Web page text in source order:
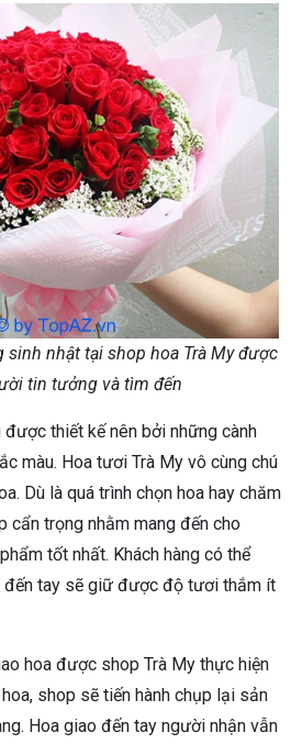
sinh nhật tại shop hoa Trà My được
tin tưởng và tìm đến
thiết kế nên bởi những cành
màu. Hoa tươi Trà My vô cùng chú
Dù là quá trình chọn hoa hay chăm
cẩn trọng nhằm mang đến cho
tốt nhất. Khách hàng có thể
đến tay sẽ giữ được độ tươi thắm ít
hoa được shop Trà My thực hiện
shop sẽ tiến hành chụp lại sản
Hoa giao đến tay người nhận vẫn